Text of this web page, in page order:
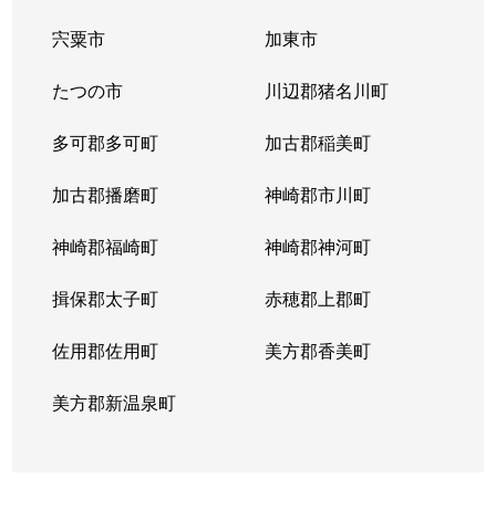
宍粟市 加東市
たつの市 川辺郡猪名川町
多可郡多可町 加古郡稲美町
加古郡播磨町 神崎郡市川町
神崎郡福崎町 神崎郡神河町
揖保郡太子町 赤穂郡上郡町
佐用郡佐用町 美方郡香美町
美方郡新温泉町